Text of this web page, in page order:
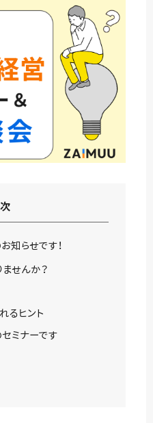
知らせです！
せんか？
るヒント
ミナーです